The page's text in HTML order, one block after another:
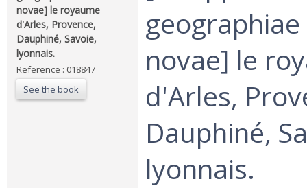
novae] le royaume
d'Arles, Provence,
Dauphiné, Savoie,
lyonnais. ‎
Reference : 018847
See the book
novae] le
d'Arles,
Dauphiné,
lyonnais. ‎